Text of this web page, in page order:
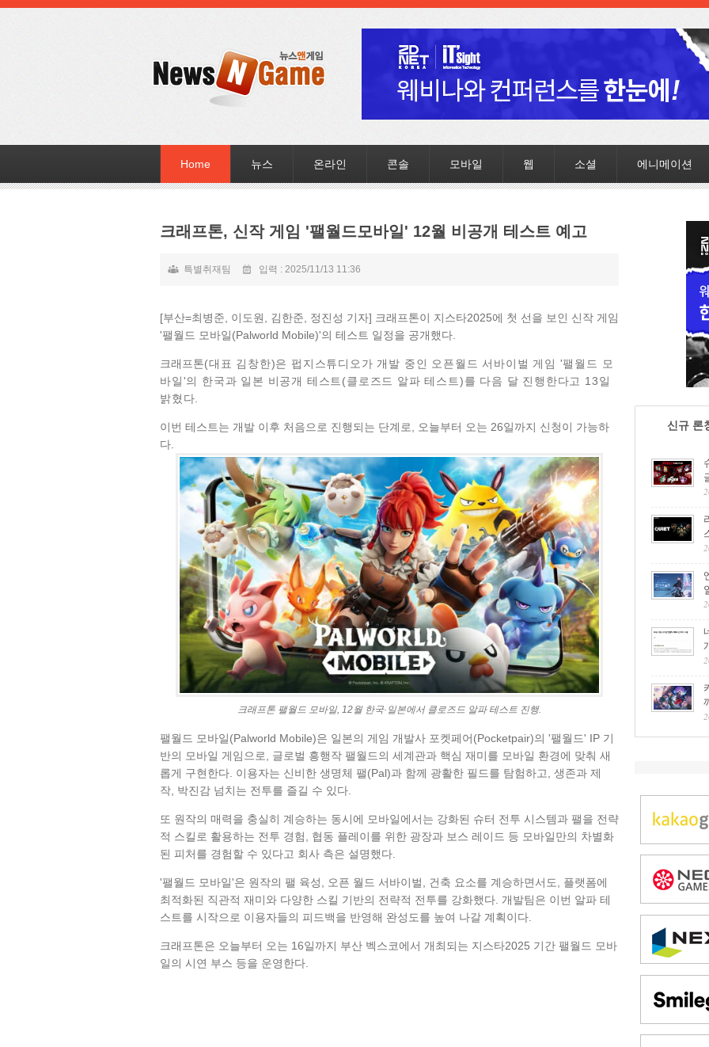
Home 뉴스 온라인 콘솔 모바일 웹 소셜 에니메이션
크래프톤, 신작 게임 '팰월드모바일' 12월 비공개 테스트 예고
특별취재팀 입력 : 2025/11/13 11:36
[부산=최병준, 이도원, 김한준, 정진성 기자] 크래프톤이 지스타2025에 첫 선을 보인 신작 게임
'팰월드 모바일(Palworld Mobile)'의 테스트 일정을 공개했다.
크래프톤(대표 김창한)은 펍지스튜디오가 개발 중인 오픈월드 서바이벌 게임 '팰월드 모
바일'의 한국과 일본 비공개 테스트(클로즈드 알파 테스트)를 다음 달 진행한다고 13일
밝혔다.
이번 테스트는 개발 이후 처음으로 진행되는 단계로, 오늘부터 오는 26일까지 신청이 가능하
다.
크래프톤 팰월드 모바일, 12월 한국·일본에서 클로즈드 알파 테스트 진행.
팰월드 모바일(Palworld Mobile)은 일본의 게임 개발사 포켓페어(Pocketpair)의 '팰월드' IP 기
반의 모바일 게임으로, 글로벌 흥행작 팰월드의 세계관과 핵심 재미를 모바일 환경에 맞춰 새
롭게 구현한다. 이용자는 신비한 생명체 팰(Pal)과 함께 광활한 필드를 탐험하고, 생존과 제
작, 박진감 넘치는 전투를 즐길 수 있다.
또 원작의 매력을 충실히 계승하는 동시에 모바일에서는 강화된 슈터 전투 시스템과 팰을 전략
적 스킬로 활용하는 전투 경험, 협동 플레이를 위한 광장과 보스 레이드 등 모바일만의 차별화
된 피처를 경험할 수 있다고 회사 측은 설명했다.
'팰월드 모바일'은 원작의 팰 육성, 오픈 월드 서바이벌, 건축 요소를 계승하면서도, 플랫폼에
최적화된 직관적 재미와 다양한 스킬 기반의 전략적 전투를 강화했다. 개발팀은 이번 알파 테
스트를 시작으로 이용자들의 피드백을 반영해 완성도를 높여 나갈 계획이다.
크래프톤은 오늘부터 오는 16일까지 부산 벡스코에서 개최되는 지스타2025 기간 팰월드 모바
일의 시연 부스 등을 운영한다.
신규 론